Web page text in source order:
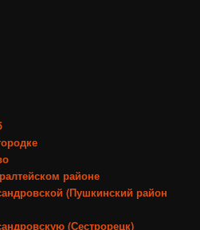
районе
(Пушкинский район
(Сестрорецк)